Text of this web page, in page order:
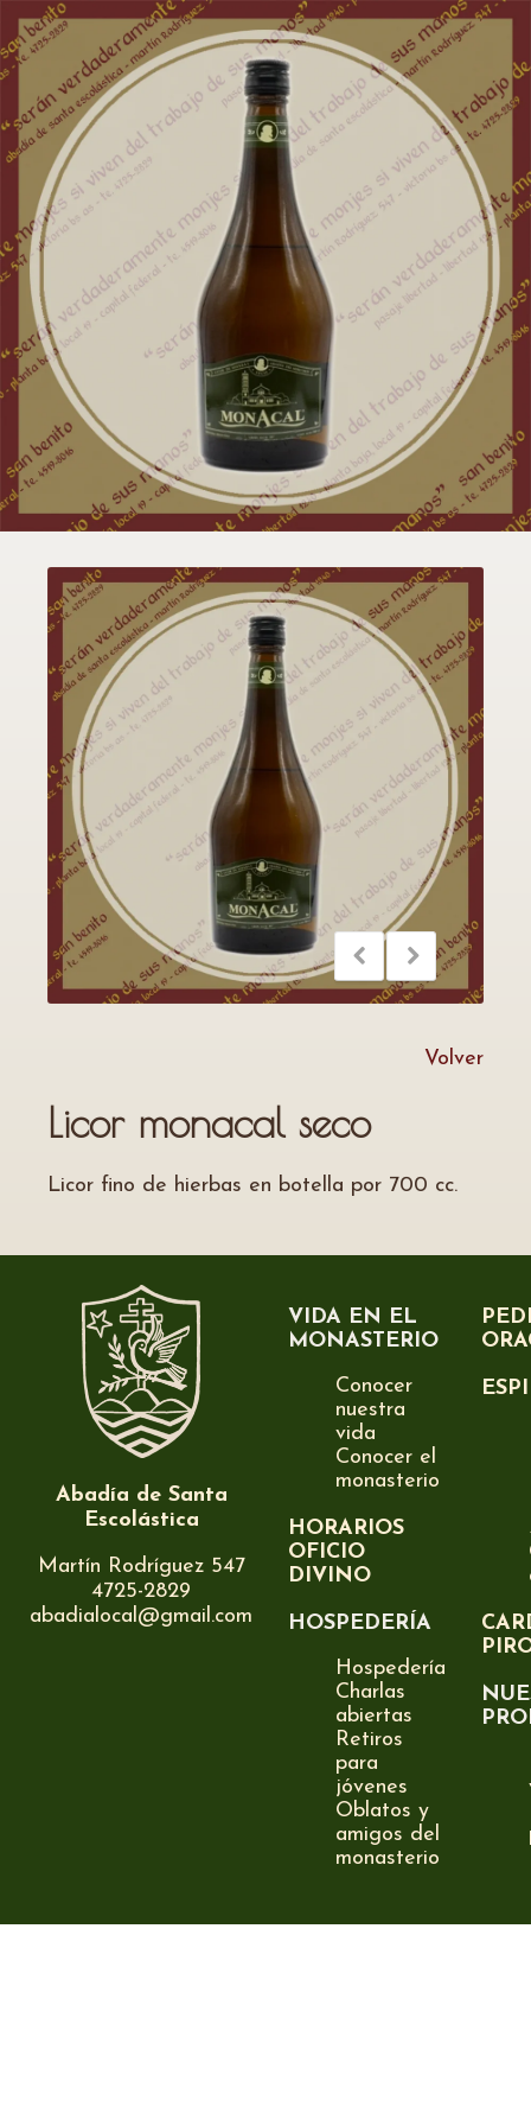
Volver
Licor monacal seco
Licor fino de hierbas en botella por 700 cc.
Abadía de Santa
Escolástica
Martín Rodríguez 547
4725-2829
abadialocal@gmail.com
VIDA EN EL
MONASTERIO
Conocer
nuestra
vida
Conocer el
monasterio
HORARIOS
OFICIO
DIVINO
HOSPEDERÍA
Hospedería
Charlas
abiertas
Retiros
para
jóvenes
Oblatos y
amigos del
monasterio